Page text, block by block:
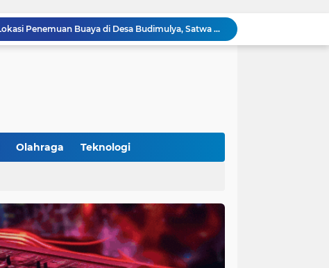
Polsek Cikupa Cek Lokasi Penemuan Buaya di Desa Budimulya, Satwa Dievakuasi Petugas Damkar
Polsek Cikupa Gelar Patroli dan Berikan Imbauan kepada Debt Collector, Cegah Gangguan Kamtibmas
Polsek Cikupa Intensifkan Patroli Ops Cipkon KRYD, Antisipasi Gangguan Kamtibmas di Kawasan Citra Raya
Olahraga Teknologi